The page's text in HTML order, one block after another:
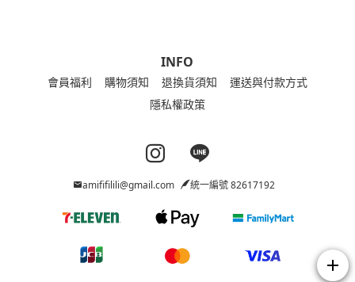
INFO
會員福利 購物須知 退換貨須知
運送與付款方式
隱私權政策
Instagram page
Line page
amififilili@gmail.com 統一編號 82617192
add